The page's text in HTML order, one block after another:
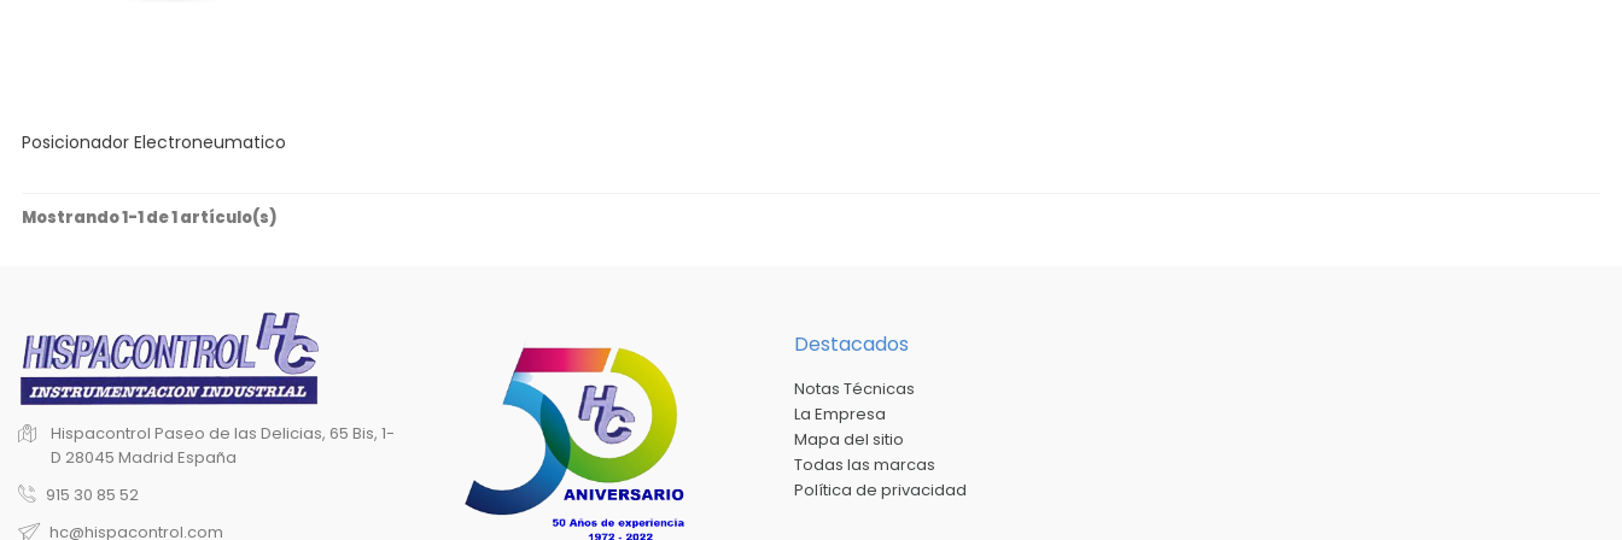
Posicionador Electroneumatico
Mostrando 1-1 de 1 artículo(s)
Hispacontrol Paseo de las Delicias, 65 Bis, 1-
D 28045 Madrid España
915 30 85 52
hc@hispacontrol.com
Destacados
Notas Técnicas
La Empresa
Mapa del sitio
Todas las marcas
Política de privacidad